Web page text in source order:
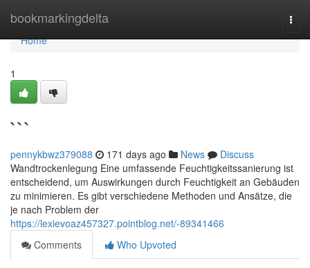
bookmarkingdelta
Home
Home
1
```
pennykbwz379088 171 days ago News
Discuss
Wandtrockenlegung Eine umfassende Feuchtigkeitssanierung ist
entscheidend, um Auswirkungen durch Feuchtigkeit an Gebäuden
zu minimieren. Es gibt verschiedene Methoden und Ansätze, die
je nach Problem der
https://lexievoaz457327.pointblog.net/-89341466
Comments
Who Upvoted